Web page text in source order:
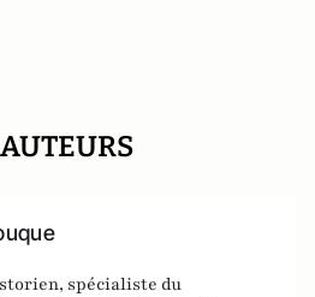
spécialiste du